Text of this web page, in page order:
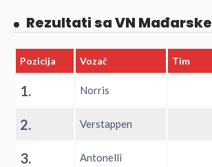
Rezultati sa VN Mađarske
Pozicija Vozač Tim
1. Norris
2. Verstappen
3. Antonelli